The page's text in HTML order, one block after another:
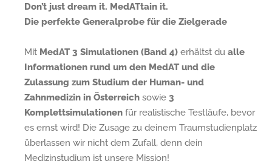
Don’t just dream it. MedATtain it.
Die perfekte Generalprobe für die Zielgerade
Mit MedAT 3 Simulationen (Band 4) erhältst du alle
Informationen rund um den MedAT und die
Zulassung zum Studium der Human- und
Zahnmedizin in Österreich sowie 3
Komplettsimulationen für realistische Testläufe, bevor
es ernst wird! Die Zusage zu deinem Traumstudienplatz
überlassen wir nicht dem Zufall, denn dein
Medizinstudium ist unsere Mission!